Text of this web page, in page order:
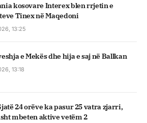
kosovare Interex blen rrjetin e
Tinex në Maqedoni
13:25
e Mekës dhe hija e saj në Ballkan
13:18
24 orëve ka pasur 25 vatra zjarri,
mbeten aktive vetëm 2